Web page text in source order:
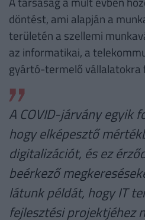
döntést, ami alapján a
területén a szellemi
az informatikai, a
gyártó-termelő vállalatokra
A COVID-járvány egyik
hogy elképesztő
digitalizációt, és ez
beérkező
látunk példát, hogy IT
fejlesztési projektjéhez